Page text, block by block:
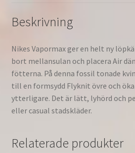
Beskrivning
Nikes Vapormax ger en helt ny
bort mellansulan och placera Air
fötterna. På denna fossil tonade
till en formsydd Flyknit övre och
ytterligare. Det är lätt, lyhörd och
eller casual stadskläder.
Relaterade produkter